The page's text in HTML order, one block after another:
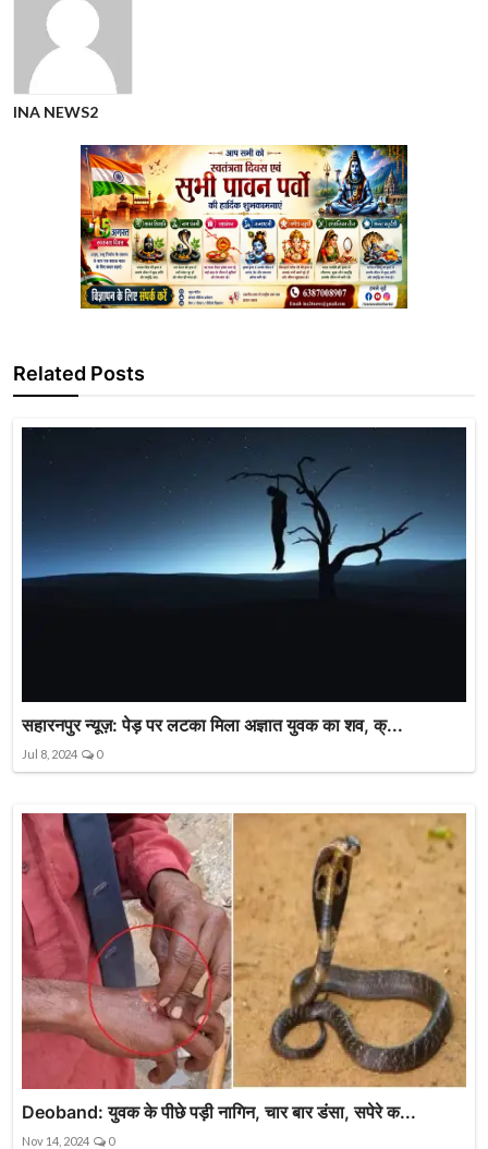
INA NEWS2
Related Posts
सहारनपुर न्यूज़: पेड़ पर लटका मिला अज्ञात युवक का शव, क्...
Jul 8, 2024 0
Deoband: युवक के पीछे पड़ी नागिन, चार बार डंसा, सपेरे क...
Nov 14, 2024 0